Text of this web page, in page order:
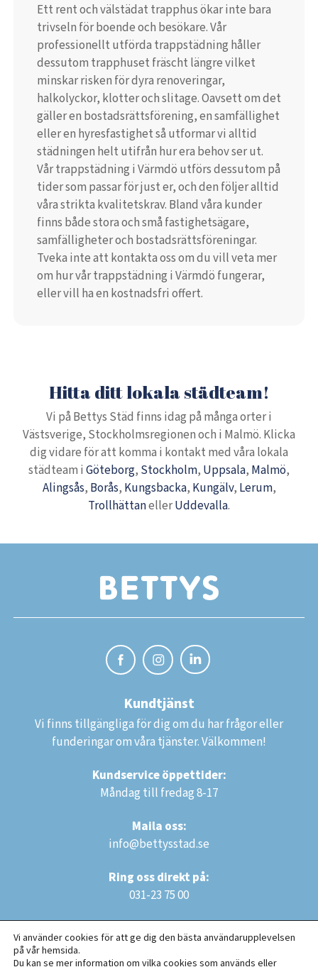
Ett rent och välstädat trapphus ökar inte bara
trivseln för boende och besökare. Vår
professionellt utförda trappstädning håller
dessutom trapphuset fräscht längre vilket
minskar risken för dyra renoveringar,
halkolyckor, klotter och slitage. Oavsett om det
gäller en bostadsrättsförening, en samfällighet
eller en hyresfastighet så utformar vi alltid
städningen helt utifrån hur era behov ser ut.
Vår trappstädning i Värmdö utförs dessutom på
tider som passar för just er, och den följer alltid
våra strikta kvalitetskrav. Bland våra kunder
finns både stora och små fastighetsägare,
samfälligheter och bostadsrättsföreningar.
Tveka inte att kontakta oss om du vill veta mer
om hur vår trappstädning i Värmdö fungerar,
eller vill ha en kostnadsfri offert.
Hitta ditt lokala städteam!
Vi på Bettys Städ finns idag på många orter i
Västsverige, Stockholmsregionen och i Malmö. Klicka
dig vidare för att komma i kontakt med våra lokala
städteam i Göteborg, Stockholm, Uppsala, Malmö,
Alingsås, Borås, Kungsbacka, Kungälv, Lerum,
TrollhättanellerUddevalla.
Kundtjänst
Vi finns tillgängliga för dig om du har frågor eller
funderingar om våra tjänster. Välkommen!
Kundservice öppettider:
Måndag till fredag 8-17
Maila oss:
info@bettysstad.se
Ring oss direkt på:
031-23 75 00
Vi använder cookies för att ge dig den bästa användarupplevelsen
på vår hemsida.
Du kan se mer information om vilka cookies som används eller